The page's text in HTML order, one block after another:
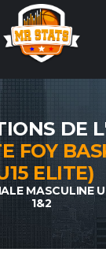
DE
FOY
ELITE)
MASCULINE
1&2